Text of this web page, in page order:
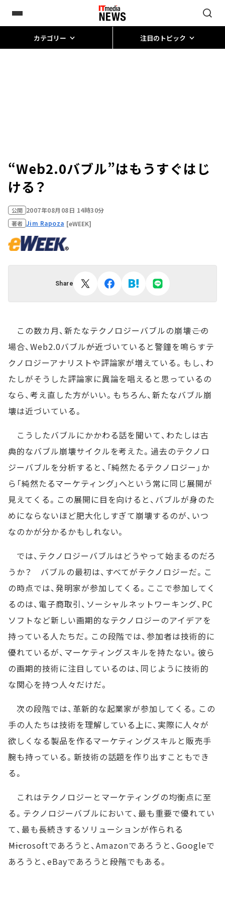
カテゴリー 注目のトピック
“Web2.0バブル”はもうすぐはじ
ける？
公開 2007年08月08日 14時30分
著者 Jim Rapoza [eWEEK]
Share
この数カ月、新たなテクノロジーバブルの崩壊――この
場合、Web2.0バブル――が近づいていると警鐘を鳴らすテ
クノロジーアナリストや評論家が増えている。もし、わ
たしがそうした評論家に異論を唱えると思っているの
なら、考え直した方がいい。もちろん、新たなバブル崩
壊は近づいている。
こうしたバブルにかかわる話を聞いて、わたしは古
典的なバブル崩壊サイクルを考えた。過去のテクノロ
ジーバブルを分析すると、「純然たるテクノロジー」か
ら「純然たるマーケティング」へという常に同じ展開が
見えてくる。この展開に目を向けると、バブルが身のた
めにならないほど肥大化しすぎて崩壊するのが、いつ
なのかが分かるかもしれない。
では、テクノロジーバブルはどうやって始まるのだろ
うか？ バブルの最初は、すべてがテクノロジーだ。こ
の時点では、発明家が参加してくる。ここで参加してく
るのは、電子商取引、ソーシャルネットワーキング、PC
ソフトなど新しい画期的なテクノロジーのアイデアを
持っている人たちだ。この段階では、参加者は技術的に
優れているが、マーケティングスキルを持たない。彼ら
の画期的技術に注目しているのは、同じように技術的
な関心を持つ人々だけだ。
次の段階では、革新的な起業家が参加してくる。この
手の人たちは技術を理解している上に、実際に人々が
欲しくなる製品を作るマーケティングスキルと販売手
腕も持っている。新技術の話題を作り出すこともでき
る。
これはテクノロジーとマーケティングの均衡点に至
る。テクノロジーバブルにおいて、最も重要で優れてい
て、最も長続きするソリューションが作られる
――Microsoftであろうと、Amazonであろうと、Googleで
あろうと、eBayであろうと――段階でもある。